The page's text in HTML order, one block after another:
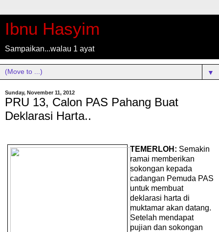
Ibnu Hasyim
Sampaikan...walau 1 ayat
▼
Sunday, November 11, 2012
PRU 13, Calon PAS Pahang Buat
Deklarasi Harta..
TEMERLOH: Semakin
ramai memberikan
sokongan kepada
cadangan Pemuda PAS
untuk membuat
deklarasi harta di
muktamar akan datang.
Setelah mendapat
pujian dan sokongan